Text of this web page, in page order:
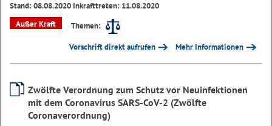
Stand: 08.08.2020 Inkrafttreten: 11.08.2020
Außer Kraft
Themen:
Vorschrift direkt aufrufen Mehr Informationen
Zwölfte Verordnung zum Schutz vor Neuinfektionen
mit dem Coronavirus SARS-CoV-2 (Zwölfte
Coronaverordnung)